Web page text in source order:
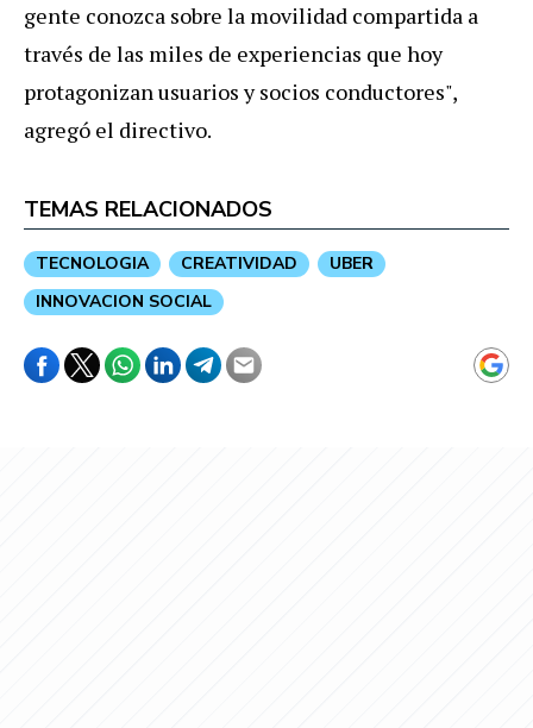
gente conozca sobre la movilidad compartida a
través de las miles de experiencias que hoy
protagonizanusuarios y socios conductores",
agregó el directivo.
TEMAS RELACIONADOS
TECNOLOGIA CREATIVIDAD
UBER
INNOVACION SOCIAL